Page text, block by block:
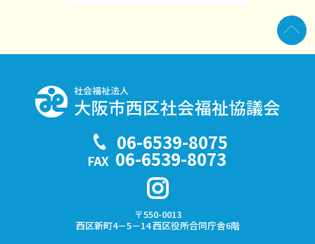
TEL 06-6539-8075
FAX 06-6539-8073
〒550-0013
西区新町4－5－14西区役所合同庁舎6階